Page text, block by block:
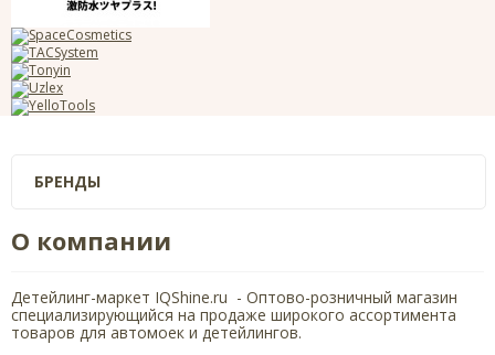
БРЕНДЫ
О компании
Детейлинг-маркет IQShine.ru - Оптово-розничный магазин
специализирующийся на продаже широкого ассортимента
товаров для автомоек и детейлингов.